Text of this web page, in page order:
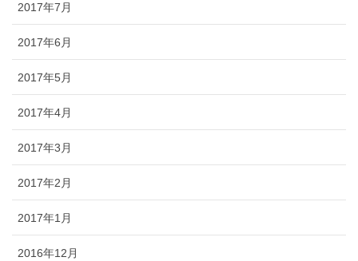
2017年7月
2017年6月
2017年5月
2017年4月
2017年3月
2017年2月
2017年1月
2016年12月